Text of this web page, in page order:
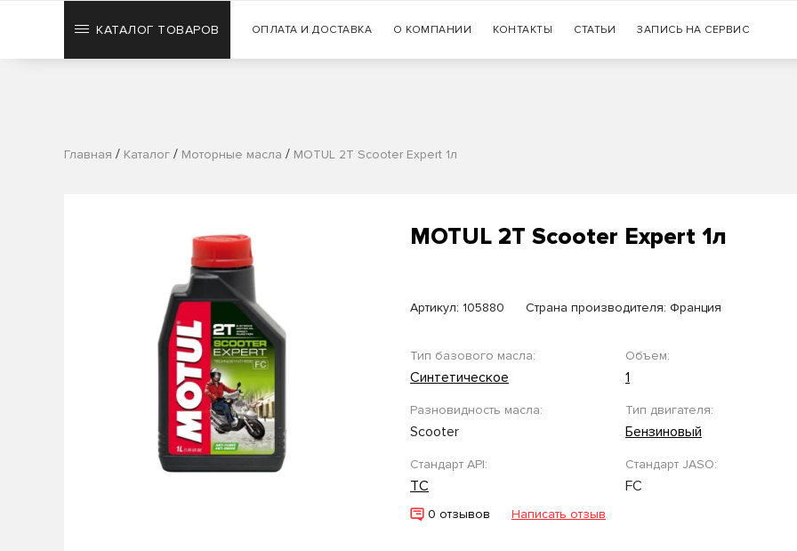
Гарантия
+7 (383) 335-77-99
КАТАЛОГ ТОВАРОВ ОПЛАТА И ДОСТАВКА О КОМПАНИИ КОНТАКТЫ СТАТЬИ ЗАПИСЬ НА СЕРВИС
Главная / Каталог / Моторные масла / MOTUL 2T Scooter Expert 1л
MOTUL 2T Scooter Expert 1л
Артикул: 105880 Страна производителя: Франция
Тип базового масла:
Синтетическое
Объем:
1
Разновидность масла:
Scooter
Тип двигателя:
Бензиновый
Стандарт API:
TC
Стандарт JASO:
FC
0 отзывов Написать отзыв